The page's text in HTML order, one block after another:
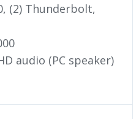
(2) Thunderbolt,
audio (PC speaker)